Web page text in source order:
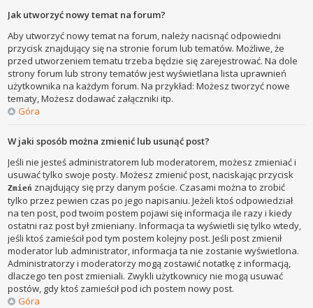
Jak utworzyć nowy temat na forum?
Aby utworzyć nowy temat na forum, należy nacisnąć odpowiedni
przycisk znajdujący się na stronie forum lub tematów. Możliwe, że
przed utworzeniem tematu trzeba będzie się zarejestrować. Na dole
strony forum lub strony tematów jest wyświetlana lista uprawnień
użytkownika na każdym forum. Na przykład: Możesz tworzyć nowe
tematy, Możesz dodawać załączniki itp.
Góra
W jaki sposób można zmienić lub usunąć post?
Jeśli nie jesteś administratorem lub moderatorem, możesz zmieniać i
usuwać tylko swoje posty. Możesz zmienić post, naciskając przycisk
Zmień znajdujący się przy danym poście. Czasami można to zrobić
tylko przez pewien czas po jego napisaniu. Jeżeli ktoś odpowiedział
na ten post, pod twoim postem pojawi się informacja ile razy i kiedy
ostatni raz post był zmieniany. Informacja ta wyświetli się tylko wtedy,
jeśli ktoś zamieścił pod tym postem kolejny post. Jeśli post zmienił
moderator lub administrator, informacja ta nie zostanie wyświetlona.
Administratorzy i moderatorzy mogą zostawić notatkę z informacją,
dlaczego ten post zmieniali. Zwykli użytkownicy nie mogą usuwać
postów, gdy ktoś zamieścił pod ich postem nowy post.
Góra